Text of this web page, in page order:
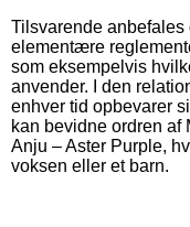
Tilsvarende
elementære
som eksempelvis
anvender. I den
enhver tid opbevarer
kan bevidne ordren af
Anju – Aster Purple,
voksen eller et barn.